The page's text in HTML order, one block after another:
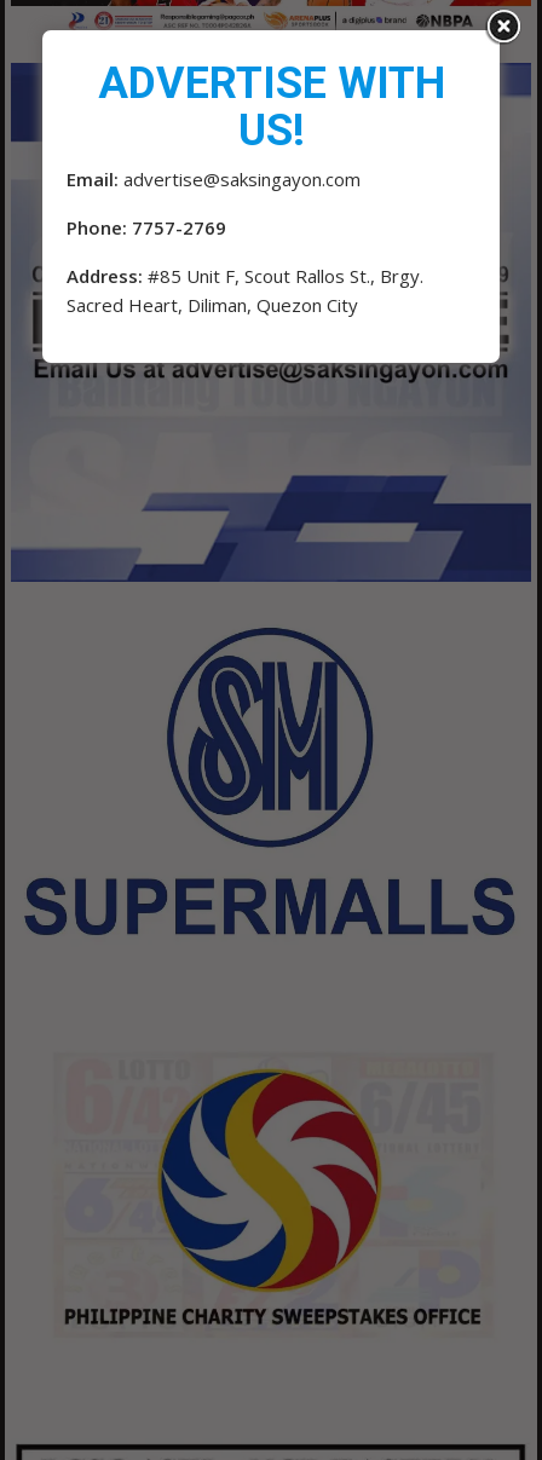
ADVERTISE WITH
US!
Email: advertise@saksingayon.com
Phone: 7757-2769
Address: #85 Unit F, Scout Rallos St., Brgy.
Sacred Heart, Diliman, Quezon City